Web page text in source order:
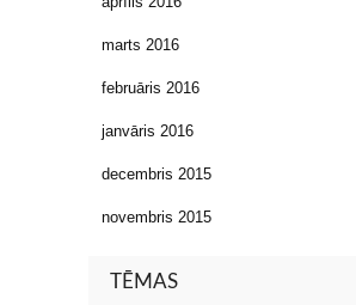
marts 2016
februāris 2016
janvāris 2016
decembris 2015
novembris 2015
TĒMAS